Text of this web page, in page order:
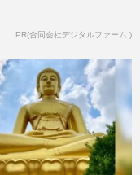
PR(合同会社デジタルファーム )